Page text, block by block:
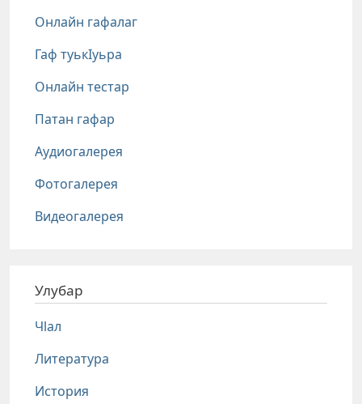
Онлайн гафалаг
Гаф туькIуьра
Онлайн тестар
Патан гафар
Аудиогалерея
Фотогалерея
Видеогалерея
Улубар
Чlал
Литература
История